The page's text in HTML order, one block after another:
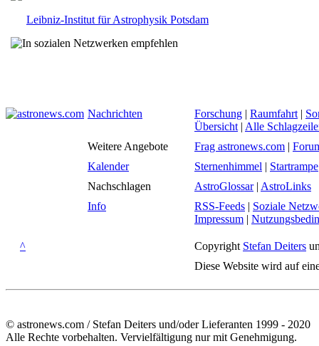
Leibniz-Institut für Astrophysik Potsdam
Nachrichten Forschung | Raumfahrt |
Übersicht | Alle
Weitere Angebote
Frag astronews.com |
Kalender
Sternenhimmel | Startrampe
Nachschlagen
AstroGlossar| AstroLinks
Info
RSS-Feeds | Soziale
Impressum |
^ Copyright Stefan Deiters
Diese Website wird auf
© astronews.com / Stefan Deiters und/oder Lieferanten 1999 - 2020
Alle Rechte vorbehalten. Vervielfältigung nur mit Genehmigung.